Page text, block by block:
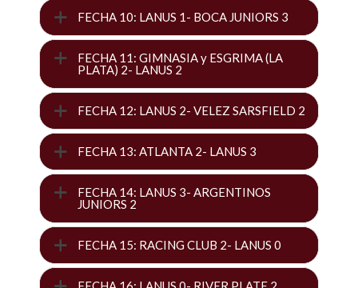
FECHA 10: LANUS 1- BOCA JUNIORS 3
FECHA 11: GIMNASIA y ESGRIMA (LA
PLATA) 2- LANUS 2
FECHA 12: LANUS 2- VELEZ SARSFIELD 2
FECHA 13: ATLANTA 2- LANUS 3
FECHA 14: LANUS 3- ARGENTINOS
JUNIORS 2
FECHA 15: RACING CLUB 2- LANUS 0